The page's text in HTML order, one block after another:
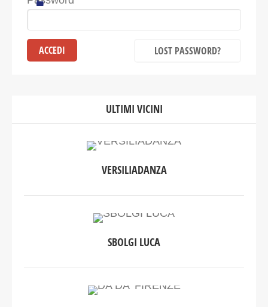
LOST PASSWORD?
ULTIMI VICINI
VERSILIADANZA
SBOLGI LUCA